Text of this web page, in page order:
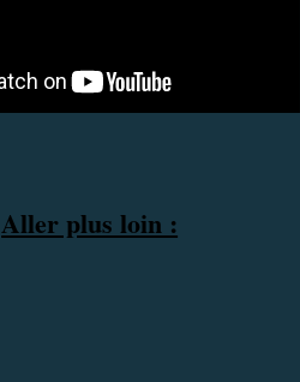
Aller plus loin :